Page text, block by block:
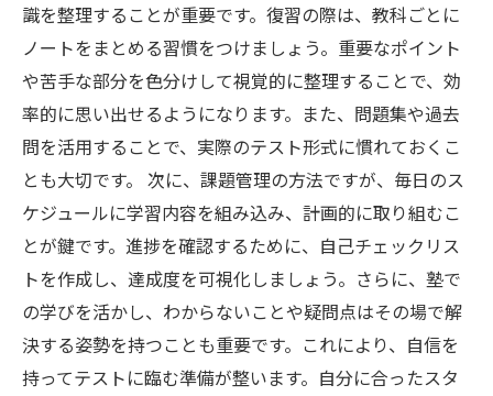
識を整理することが重要です。復習の際は、教科ごとに
ノートをまとめる習慣をつけましょう。重要なポイント
や苦手な部分を色分けして視覚的に整理することで、効
率的に思い出せるようになります。また、問題集や過去
問を活用することで、実際のテスト形式に慣れておくこ
とも大切です。 次に、課題管理の方法ですが、毎日のス
ケジュールに学習内容を組み込み、計画的に取り組むこ
とが鍵です。進捗を確認するために、自己チェックリス
トを作成し、達成度を可視化しましょう。さらに、塾で
の学びを活かし、わからないことや疑問点はその場で解
決する姿勢を持つことも重要です。これにより、自信を
持ってテストに臨む準備が整います。自分に合ったスタ